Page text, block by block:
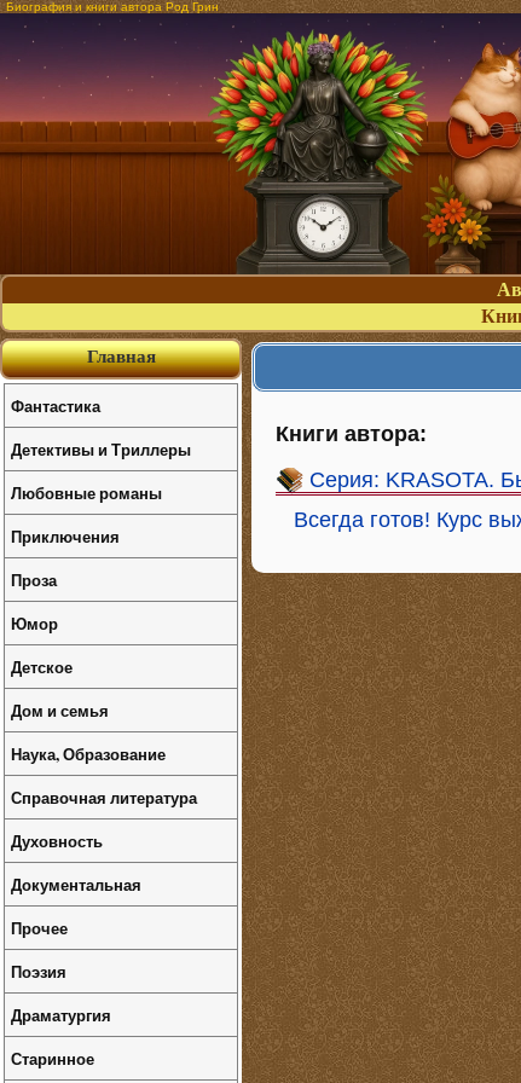
Биография и книги автора Род Грин
Книги автора:
Серия: KRASOTA.
Всегда готов! Курс
Главная
Фантастика
Детективы и Триллеры
Любовные романы
Приключения
Проза
Юмор
Детское
Дом и семья
Наука, Образование
Справочная литература
Духовность
Документальная
Прочее
Поэзия
Драматургия
Старинное